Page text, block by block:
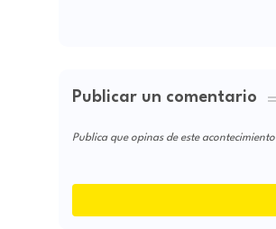
Publicar un comentario
Publica que opinas de este acontecimiento